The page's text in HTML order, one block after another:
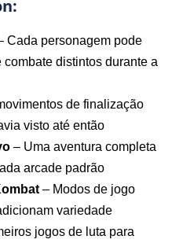
Cada personagem pode
distintos durante a
de finalização
visto até então
– Uma aventura completa
arcade padrão
– Modos de jogo
variedade
jogos de luta para